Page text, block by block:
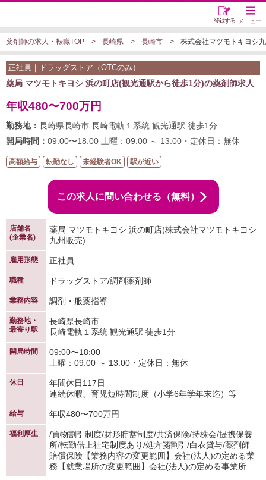
メニュー
登録する
薬剤師の求人・転職TOP 長崎県 長崎市 株式会社マツモトキヨシ
正社員｜ドラッグストア（OTCのみ）
薬局 マツモトキヨシ 浜の町店(観光通駅から徒歩1分)の薬剤師求人
年収480〜700万円
勤務地： 長崎県長崎市 長崎電軌１系統 観光通駅 徒歩1分
開局時間： 09:00〜18:00 土曜：09:00 ～ 13:00・定休日：無休
高額給与 転勤なし 未経験者OK 駅が近い
この求人に問い合わせる（無料）
店舗名
(企業名)
薬局 マツモトキヨシ 浜の町店(株式会社マツモトキヨシ
九州販売)
雇用形態 正社員
職種 ドラッグストア/調剤薬剤師
業務内容 調剤・服薬指導
勤務地・
最寄り駅
長崎県長崎市
長崎電軌１系統 観光通駅 徒歩1分
開局時間
09:00〜18:00
土曜：09:00 ～ 13:00・定休日：無休
休日
年間休日117日
連続休暇、育児短時間制度（小学6年学年末迄）等
給与 年収480〜700万円
福利厚生
/買物割引制度/財形貯蓄制度/共済保険/持株会/提携保養
所/転勤借上社宅制度あり/処方箋割引/白衣貸与/薬剤師
賠償保険【業務内容の変更範囲】会社(法人)の定める業
務【就業場所の変更範囲】会社(法人)の定める事業所